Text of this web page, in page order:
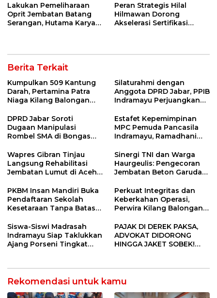
Lakukan Pemeliharaan
Oprit Jembatan Batang
Serangan, Hutama Karya
Peran Strategis Hilal
Hilmawan Dorong
Akselerasi Sertifikasi
Berita Terkait
Kumpulkan 509 Kantung
Darah, Pertamina Patra
Niaga Kilang Balongan
Bantu Sesama
Silaturahmi dengan
Anggota DPRD Jabar, PPIB
Indramayu Perjuangkan
Center
DPRD Jabar Soroti
Dugaan Manipulasi
Rombel SMA di Bongas
Verifikasi Lapangan
Estafet Kepemimpinan
MPC Pemuda Pancasila
Indramayu, Ramadhani
Pimpin Organisasi Lewat
Muscablub
Wapres Gibran Tinjau
Langsung Rehabilitasi
Jembatan Lumut di Aceh
Konektivitas Pulih Cepat
Sinergi TNI dan Warga
Haurgeulis: Pengecoran
Jembatan Beton Garuda
PKBM Insan Mandiri Buka
Pendaftaran Sekolah
Kesetaraan Tanpa Batas
Perkuat Integritas dan
Keberkahan Operasi,
Perwira Kilang Balongan
Siswa-Siswi Madrasah
Indramayu Siap Taklukkan
Ajang Porseni Tingkat
PAJAK DI DEREK PAKSA,
ADVOKAT DIDORONG
HINGGA JAKET SOBEK!
Pekanbaru!
Rekomendasi untuk kamu